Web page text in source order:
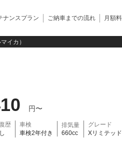
ナンスプラン ご納車までの流れ 月額
イカ）
円〜
歴
車検
車検2年付き
排気量
660cc
グレード
Xリミテッ